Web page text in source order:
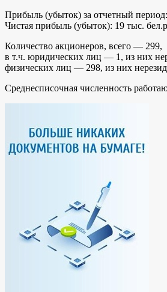
Прибыль (убыток) за отчетный
Чистая прибыль (убыток): 19 тыс.
Количество акционеров, всего — 299,
в т.ч. юридических лиц — 1, из них
физических лиц — 298, из них
Среднесписочная численность